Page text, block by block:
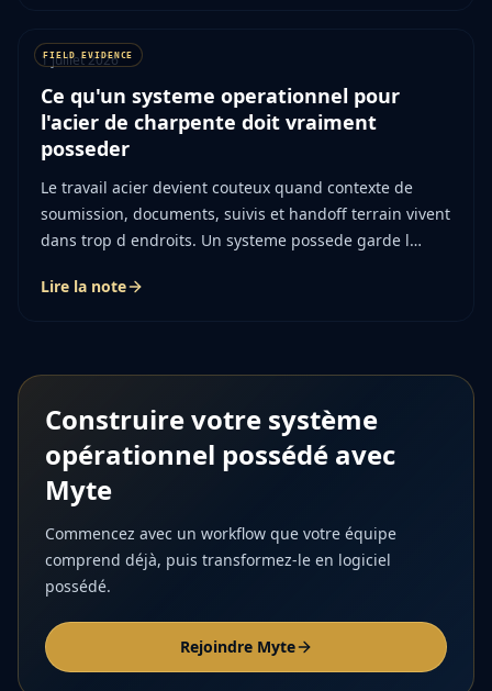
1 juillet 2026
Ce qu'un systeme operationnel pour
l'acier de charpente doit vraiment
posseder
Le travail acier devient couteux quand contexte de
soumission, documents, suivis et handoff terrain vivent
dans trop d endroits. Un systeme possede garde l
Lire la note
Construire votre système
opérationnel possédé avec
Myte
Commencez avec un workflow que votre équipe
comprend déjà, puis transformez-le en logiciel
possédé.
Rejoindre Myte